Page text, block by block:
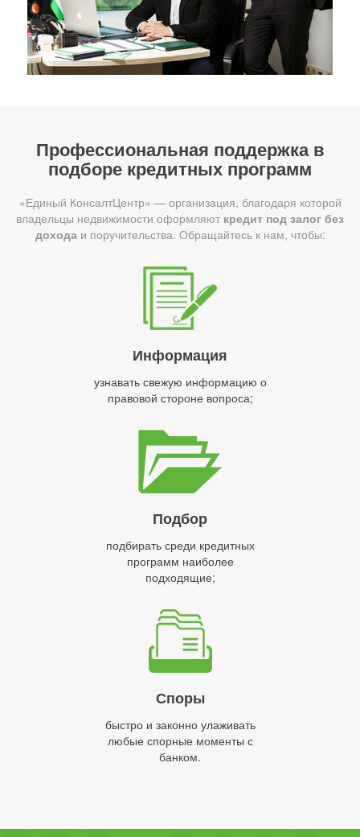
Профессиональная поддержка в
подборе кредитных программ
«Единый КонсалтЦентр» — организация, благодаря которой
владельцы недвижимости оформляют кредит под залог без
доходаи поручительства. Обращайтесь к нам, чтобы:
Информация
узнавать свежую информацию о
правовой стороне вопроса;
Подбор
подбирать среди кредитных
программ наиболее
подходящие;
Споры
быстро и законно улаживать
любые спорные моменты с
банком.